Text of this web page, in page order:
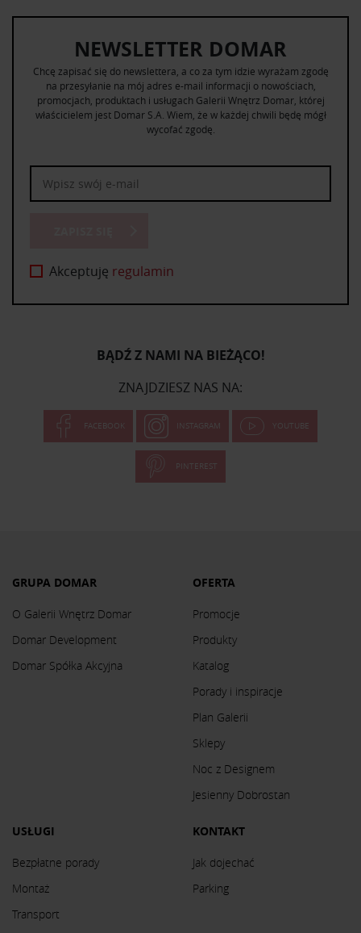
NEWSLETTER DOMAR
Chcę zapisać się do newslettera, a co za tym idzie wyrażam zgodę
na przesyłanie na mój adres e-mail informacji o nowościach,
promocjach, produktach i usługach Galerii Wnętrz Domar, której
właścicielem jest Domar S.A. Wiem, że w każdej chwili będę mógł
wycofać zgodę.
Akceptuję regulamin
BĄDŹ Z NAMI NA BIEŻĄCO!
ZNAJDZIESZ NAS NA:
FACEBOOK INSTAGRAM YOUTUBE
PINTEREST
GRUPA DOMAR
O Galerii Wnętrz Domar
Domar Development
Domar Spółka Akcyjna
OFERTA
Promocje
Produkty
Katalog
Porady i inspiracje
Plan Galerii
Sklepy
Noc z Designem
Jesienny Dobrostan
USŁUGI
Bezpłatne porady
Montaż
Transport
KONTAKT
Jak dojechać
Parking